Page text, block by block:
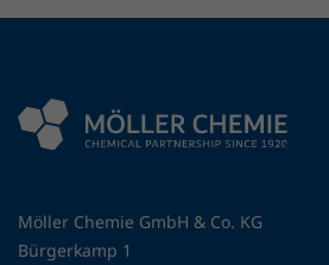
Möller Chemie GmbH & Co. KG
Bürgerkamp 1